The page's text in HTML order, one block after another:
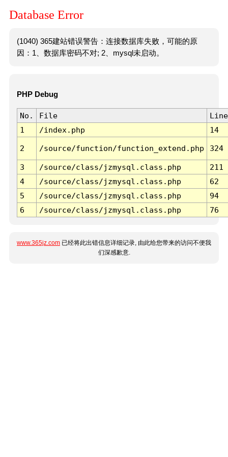
Database Error
(1040) 365建站错误警告：连接数据库失败，可能的原
因：1、数据库密码不对; 2、mysql未启动。
PHP Debug
No. File
Line
1
/index.php 14
2 /source/function/function_extend.php 324
3 /source/class/jzmysql.class.php
211
4
/source/class/jzmysql.class.php
62
5
/source/class/jzmysql.class.php
94
6
/source/class/jzmysql.class.php 76
www.365jz.com 已经将此出错信息详细记录, 由此给您带来的访问不便我
们深感歉意.